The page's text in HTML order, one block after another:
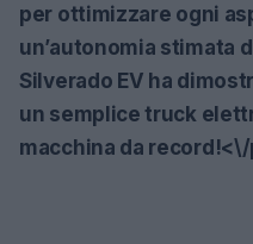
per ottimizzare ogni
un’autonomia stimata
Silverado EV ha
un semplice truck
macchina da